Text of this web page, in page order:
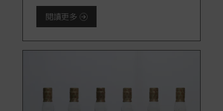
閱讀更多